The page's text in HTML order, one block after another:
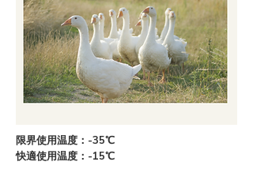
限界使用温度：-35℃
快適使用温度：-15℃